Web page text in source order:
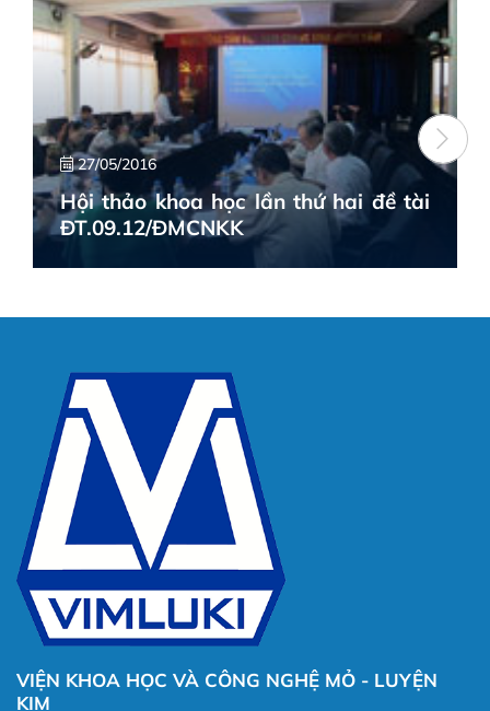
27/05/2016
Hội thảo khoa học lần thứ hai đề tài
ĐT.09.12/ĐMCNKK
VIỆN KHOA HỌC VÀ CÔNG NGHỆ MỎ - LUYỆN
KIM